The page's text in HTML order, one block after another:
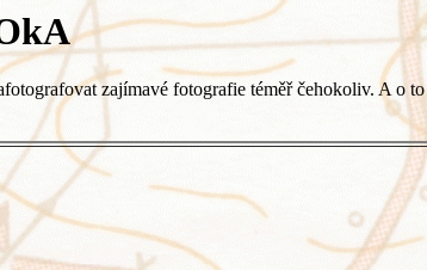
zajímavé fotografie téměř čehokoliv. A o